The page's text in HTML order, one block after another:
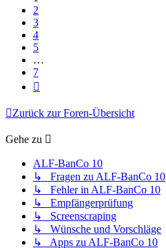
2
3
4
5
…
7
Zurück zur Foren-Übersicht
Gehe zu
ALF-BanCo 10
↳ Fragen zu ALF-BanCo 10
↳ Fehler in ALF-BanCo 10
↳ Empfängerprüfung
↳ Screenscraping
↳ Wünsche und Vorschläge
↳ Apps zu ALF-BanCo 10